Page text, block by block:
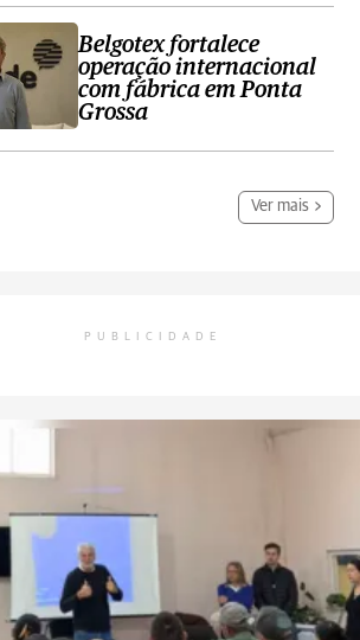
Belgotex fortalece
operação internacional
com fábrica em Ponta
Grossa
Ver mais
PUBLICIDADE